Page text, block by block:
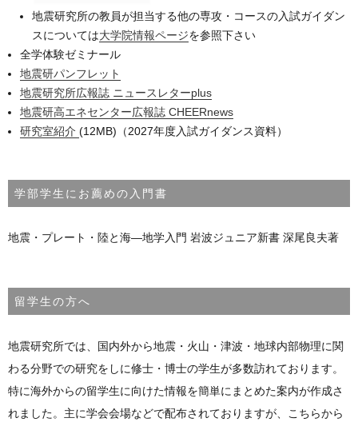
地震研究所の教員が担当する他の専攻・コースの入試ガイダン
スについては大学院情報ページを参照下さい
全学体験ゼミナール
地震研パンフレット
地震研究所広報誌 ニュースレターplus
地震研高エネセンター広報誌 CHEERnews
研究室紹介 (12MB)（2027年度入試ガイダンス資料）
学部学生にお薦めの入門書
地震・プレート・陸と海―地学入門 岩波ジュニア新書 深尾良夫著
留学生の方へ
地震研究所では、国内外から地震・火山・津波・地球内部物理に関
わる分野での研究をしに修士・博士の学生が多数訪れております。
特に海外からの留学生に向けた情報を簡単にまとめた案内が作成さ
れました。主に学会会場などで配布されておりますが、こちらから